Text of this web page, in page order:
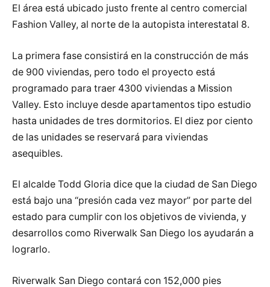
El área está ubicado justo frente al centro comercial
Fashion Valley, al norte de la autopista interestatal 8.
La primera fase consistirá en la construcción de más
de 900 viviendas, pero todo el proyecto está
programado para traer 4300 viviendas a Mission
Valley. Esto incluye desde apartamentos tipo estudio
hasta unidades de tres dormitorios. El diez por ciento
de las unidades se reservará para viviendas
asequibles.
El alcalde Todd Gloria dice que la ciudad de San Diego
está bajo una “presión cada vez mayor” por parte del
estado para cumplir con los objetivos de vivienda, y
desarrollos como Riverwalk San Diego los ayudarán a
lograrlo.
Riverwalk San Diego contará con 152,000 pies